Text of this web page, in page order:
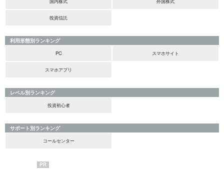
投資信託
利用形態別ランキング
PC
スマホサイト
スマホアプリ
レベル別ランキング
投資初心者
サポート別ランキング
コールセンター
PR